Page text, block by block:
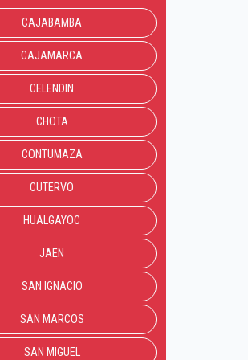
CAJABAMBA
CAJAMARCA
CELENDIN
CHOTA
CONTUMAZA
CUTERVO
HUALGAYOC
JAEN
SAN IGNACIO
SAN MARCOS
SAN MIGUEL